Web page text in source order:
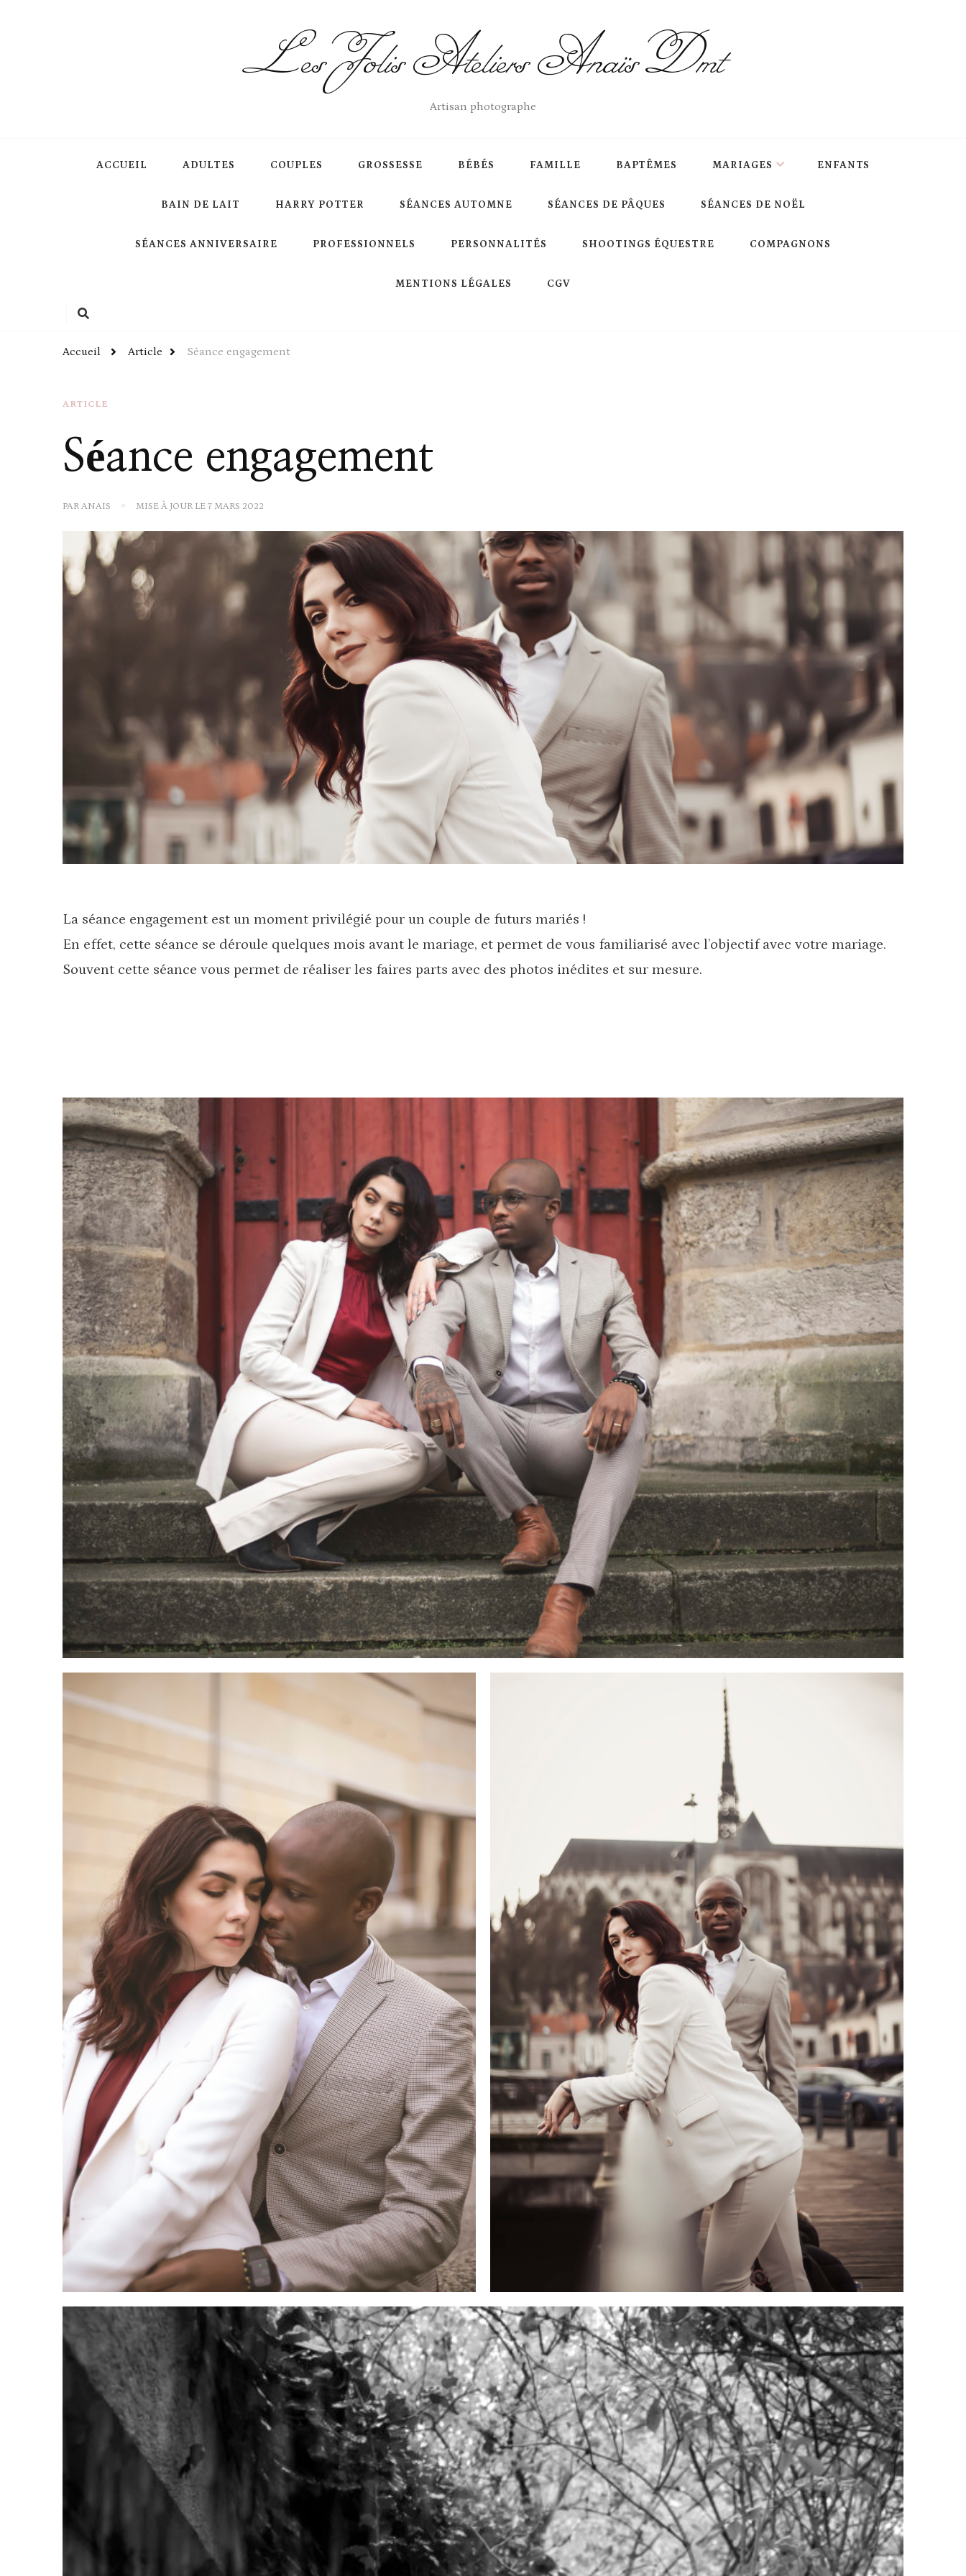
Les Jolis Ateliers Anaïs Dmt
Artisan photographe
ACCUEIL ADULTES COUPLES GROSSESSE BÉBÉS FAMILLE BAPTÊMES MARIAGES ENFANTS
BAIN DE LAIT HARRY POTTER SÉANCES AUTOMNE SÉANCES DE PÂQUES SÉANCES DE NOËL
SÉANCES ANNIVERSAIRE PROFESSIONNELS PERSONNALITÉS SHOOTINGS ÉQUESTRE COMPAGNONS
MENTIONS LÉGALES CGV
Accueil Article Séance engagement
ARTICLE
Séance engagement
PAR ANAIS MISE À JOUR LE 7 MARS 2022
La séance engagement est un moment privilégié pour un couple de futurs mariés !
En effet, cette séance se déroule quelques mois avant le mariage, et permet de vous familiarisé avec l’objectif avec votre mariage.
Souvent cette séance vous permet de réaliser les faires parts avec des photos inédites et sur mesure.